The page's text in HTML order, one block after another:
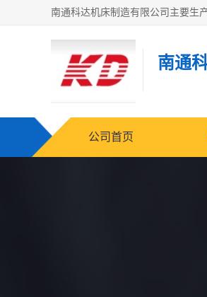
南通
公司首页